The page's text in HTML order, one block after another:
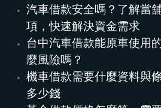
汽車借款安全嗎？了解當
項，快速解決資金需求
台中汽車借款能原車使用
麼風險嗎？
機車借款需要什麼資料與
多少錢